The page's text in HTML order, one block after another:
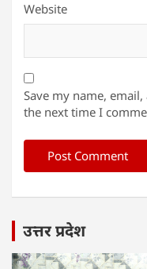
Website
Save my name,
the next time I
उत्तर प्रदेश